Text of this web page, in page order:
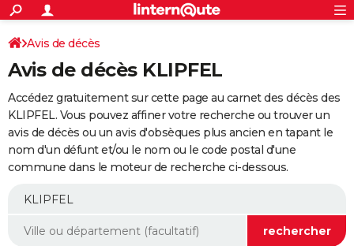
ACTUALITÉS
Politique
Société
Faits Divers
Education
Monde
Villes
+
SPORT
Coupe du monde 2026
Football
Tennis
Cyclisme
Rugby
Forum
Programme TV
TNT
Streaming
Cinéma
Sorties cinéma
Musique
+
FINANCE
Retraite
Epargne
Immobilier
Risques naturels par ville
Banque
Assurance
AUTO
Essais
Réserver un essai
Citadines
Berlines
SUV
Forum auto
+
Mobiles
Meilleur smartphone
Internet
Ordinateurs
Jeux vidéo
Guide high-tech
Aménagement intérieur
Avis de décès
Avis de décès KLIPFEL
Accédez gratuitement sur cette page au carnet des décès des
KLIPFEL. Vous pouvez affiner votre recherche ou trouver un
avis de décès ou un avis d'obsèques plus ancien en tapant le
nom d'un défunt et/ou le nom ou le code postal d'une
commune dans le moteur de recherche ci-dessous.